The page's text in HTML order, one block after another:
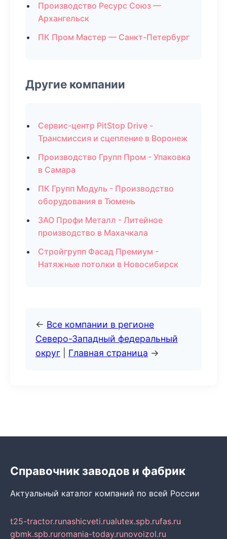
Производство Ресурс Союз —
Архангельск
ПК Пром Мастер — Санкт-Петербург
Другие компании
Сервис-центр PitStop Drive -
Трансмиссия и сцепление в Воронеж
Производство Групп Пром - Упаковка
в Самара
ПК Групп Модуль - Производство
оборудования в Тюмень
ЗАО Профи Металл - Литейное
производство в Махачкала
Стройгрупп Фасад Премиум -
Натяжные потолки в Новосибирск
← Все компании в регионе
Северо-Западный федеральный
округ
Главная страница →
Справочник заводов и фабрик
Актуальный каталог компаний по всей России
t25-tractor.runashicveti.rualutex.spb.rufas.ru
gbmk.spb.ruromania-today.runovoizol.ru